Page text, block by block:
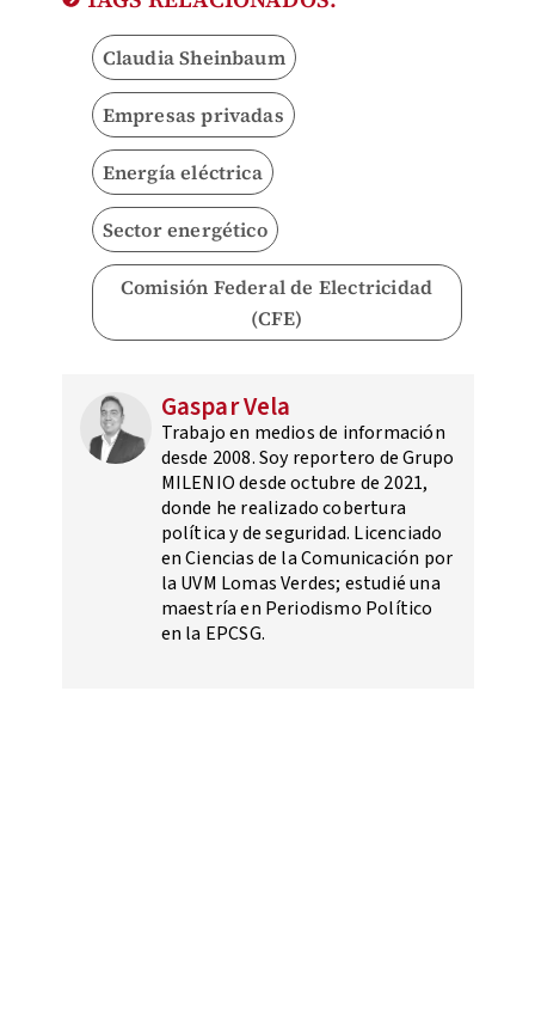
Claudia Sheinbaum
Empresas privadas
Energía eléctrica
Sector energético
Comisión Federal de Electricidad
(CFE)
Gaspar Vela
Trabajo en medios de información
desde 2008. Soy reportero de Grupo
MILENIO desde octubre de 2021,
donde he realizado cobertura
política y de seguridad. Licenciado
en Ciencias de la Comunicación por
la UVM Lomas Verdes; estudié una
maestría en Periodismo Político
en la EPCSG.